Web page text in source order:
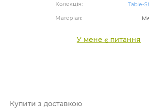
Колекція:
Table-
Матеріал:
У мене є питання
Купити з доставкою